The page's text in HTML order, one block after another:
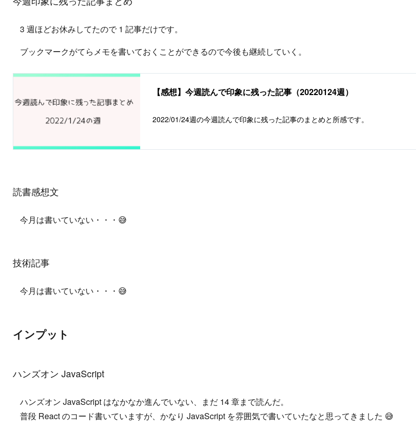
3 週ほどお休みしてたので 1 記事だけです。
ブックマークがてらメモを書いておくことができるので今後も継続していく。
【感想】今週読んで印象に残った記事（20220124週）
2022/01/24週の今週読んで印象に残った記事のまとめと所感です。
読書感想文
今月は書いていない・・・😅
技術記事
今月は書いていない・・・😅
インプット
ハンズオン JavaScript
ハンズオン JavaScript はなかなか進んでいない、まだ 14 章まで読んだ。
普段 React のコード書いていますが、かなり JavaScript を雰囲気で書いていたなと思ってきました 😅